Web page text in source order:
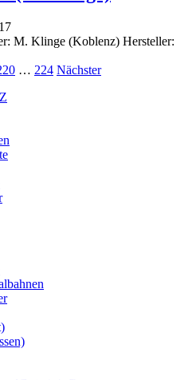
M. Klinge (Koblenz) Hersteller:
… 224 Nächster